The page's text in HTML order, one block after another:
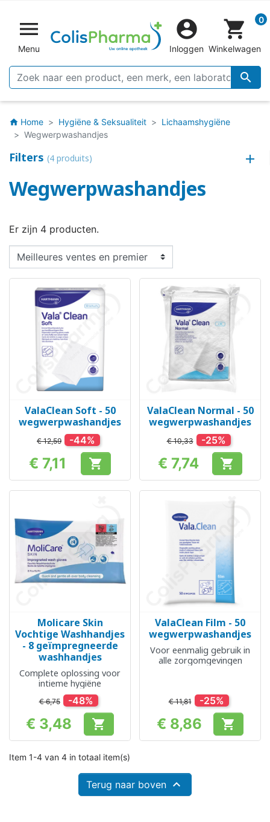

Menu


Inloggen
shopping_cart 0
Winkelwagen
home Home Hygiëne & Seksualiteit
Lichaamshygiëne
Wegwerpwashandjes
Filters (4 produits)
Wegwerpwashandjes
Er zijn 4 producten.
ValaClean Soft - 50
wegwerpwashandjes
€ 12,59 -44%
Prijs
€ 7,11 
ValaClean Normal - 50
wegwerpwashandjes
€ 10,33 -25%
Prijs
€ 7,74 
Molicare Skin
Vochtige Washhandjes
- 8 geïmpregneerde
washhandjes
Complete oplossing voor
intieme hygiëne
€ 6,75 -48%
Prijs
€ 3,48 
ValaClean Film - 50
wegwerpwashandjes
Voor eenmalig gebruik in
alle zorgomgevingen
€ 11,81 -25%
Prijs
€ 8,86 
Item 1-4 van 4 in totaal item(s)
Terug naar boven 